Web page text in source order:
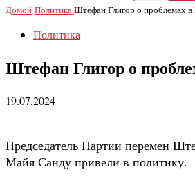
Домой ПолитикаШтефан Глигор о проблемах
Политика
Штефан Глигор о
19.07.2024
Председатель Партии перемен
Майя Санду привели в политику.